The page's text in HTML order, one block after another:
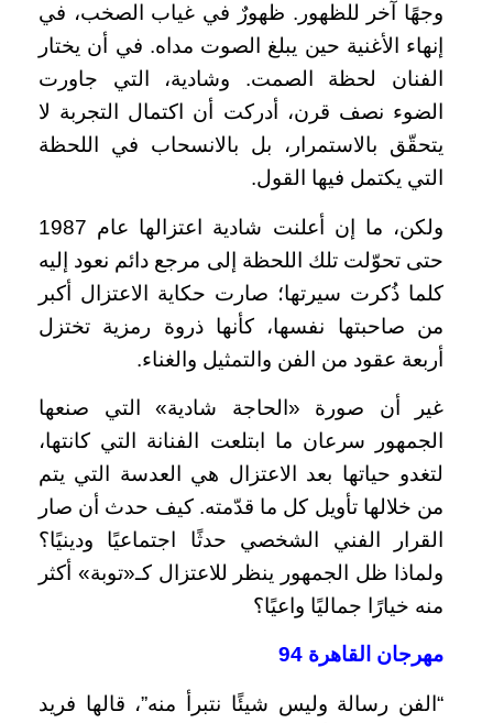
وجهًا آخر للظهور. ظهورٌ في غياب الصخب، في
إنهاء الأغنية حين يبلغ الصوت مداه. في أن يختار
الفنان لحظة الصمت. وشادية، التي جاورت
الضوء نصف قرن، أدركت أن اكتمال التجربة لا
يتحقّق بالاستمرار، بل بالانسحاب في اللحظة
التي يكتمل فيها القول.
ولكن، ما إن أعلنت شادية اعتزالها عام 1987
حتى تحوّلت تلك اللحظة إلى مرجع دائم نعود إليه
كلما ذُكرت سيرتها؛ صارت حكاية الاعتزال أكبر
من صاحبتها نفسها، كأنها ذروة رمزية تختزل
أربعة عقود من الفن والتمثيل والغناء.
غير أن صورة «الحاجة شادية» التي صنعها
الجمهور سرعان ما ابتلعت الفنانة التي كانتها،
لتغدو حياتها بعد الاعتزال هي العدسة التي يتم
من خلالها تأويل كل ما قدّمته. كيف حدث أن صار
القرار الفني الشخصي حدثًا اجتماعيًا ودينيًا؟
ولماذا ظل الجمهور ينظر للاعتزال كـ«توبة» أكثر
منه خيارًا جماليًا واعيًا؟
مهرجان القاهرة 94
“الفن رسالة وليس شيئًا نتبرأ منه”، قالها فريد